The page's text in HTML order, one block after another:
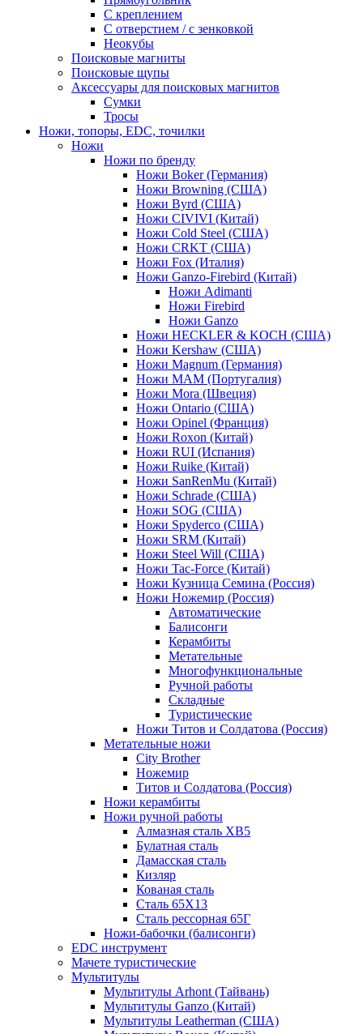
С креплением
С отверстием / с зенковкой
Неокубы
Поисковые магниты
Поисковые щупы
Аксессуары для поисковых магнитов
Сумки
Тросы
Ножи, топоры, EDC, точилки
Ножи
Ножи по бренду
Ножи Boker (Германия)
Ножи Browning (США)
Ножи Byrd (США)
Ножи CIVIVI (Китай)
Ножи Cold Steel (США)
Ножи CRKT (США)
Ножи Fox (Италия)
Ножи Ganzo-Firebird (Китай)
Ножи Adimanti
Ножи Firebird
Ножи Ganzo
Ножи HECKLER & KOCH (США)
Ножи Kershaw (США)
Ножи Magnum (Германия)
Ножи MAM (Португалия)
Ножи Mora (Швеция)
Ножи Ontario (США)
Ножи Opinel (Франция)
Ножи Roxon (Китай)
Ножи RUI (Испания)
Ножи Ruike (Китай)
Ножи SanRenMu (Китай)
Ножи Schrade (США)
Ножи SOG (США)
Ножи Spyderco (США)
Ножи SRM (Китай)
Ножи Steel Will (США)
Ножи Tac-Force (Китай)
Ножи Кузница Семина (Россия)
Ножи Ножемир (Россия)
Автоматические
Балисонги
Керамбиты
Метательные
Многофункциональные
Ручной работы
Складные
Туристические
Ножи Титов и Солдатова (Россия)
Метательные ножи
City Brother
Ножемир
Титов и Солдатова (Россия)
Ножи керамбиты
Ножи ручной работы
Алмазная сталь ХВ5
Булатная сталь
Дамасская сталь
Кизляр
Кованая сталь
Сталь 65Х13
Сталь рессорная 65Г
Ножи-бабочки (балисонги)
EDC инструмент
Мачете туристические
Мультитулы
Мультитулы Arhont (Тайвань)
Мультитулы Ganzo (Китай)
Мультитулы Leatherman (США)